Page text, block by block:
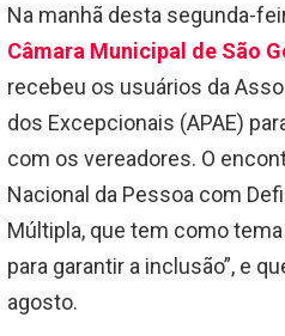
Na manhã desta segunda-
Câmara Municipal de São
recebeu os usuários da
dos Excepcionais (APAE)
com os vereadores. O
Nacional da Pessoa com
Múltipla, que tem como
para garantir a inclusão”, e
agosto.